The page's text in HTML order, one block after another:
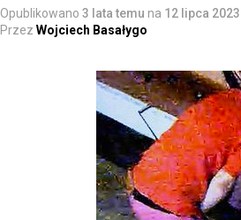
Opublikowano 3 lata temu na 12 lipca 2023
Przez Wojciech Basałygo